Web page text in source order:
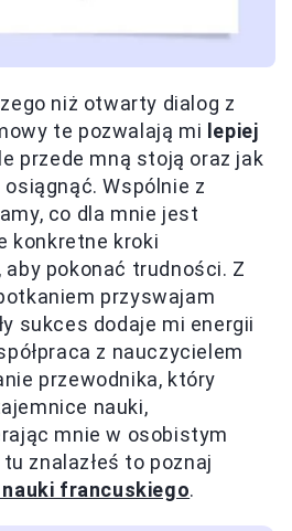
niż otwarty dialog z
te pozwalają mi lepiej
przede mną stoją oraz jak
Wspólnie z
co dla mnie jest
konkretne kroki
pokonać trudności. Z
przyswajam
sukces dodaje mi energii
z nauczycielem
przewodnika, który
nauki,
mnie w osobistym
znalazłeś to poznaj
francuskiego.